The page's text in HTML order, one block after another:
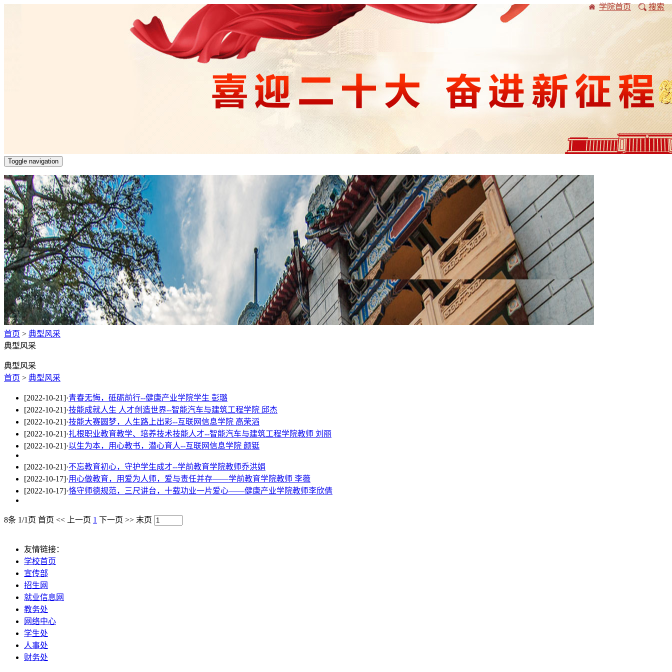
学院首页 搜索
Toggle navigation
首页
一线动态
中央精神
热点关注
学习辅助
典型风采
首页 > 典型风采
典型风采
典型风采
首页 > 典型风采
[2022-10-21]·青春无悔，砥砺前行--健康产业学院学生 彭璐
[2022-10-21]·技能成就人生 人才创造世界--智能汽车与建筑工程学院 邱杰
[2022-10-21]·技能大赛圆梦，人生路上出彩--互联网信息学院 高荣滔
[2022-10-21]·扎根职业教育教学、培养技术技能人才--智能汽车与建筑工程学院教师 刘丽
[2022-10-21]·以生为本，用心教书，潜心育人--互联网信息学院 颜铤
[2022-10-21]·不忘教育初心，守护学生成才--学前教育学院教师乔洪娟
[2022-10-17]·用心做教育，用爱为人师，爱与责任并存——学前教育学院教师 李薇
[2022-10-17]·恪守师德规范，三尺讲台，十载功业一片爱心——健康产业学院教师李欣倩
8条 1/1页 首页 << 上一页 1 下一页 >> 末页
友情链接：
学校首页
宣传部
招生网
就业信息网
教务处
网络中心
学生处
人事处
财务处